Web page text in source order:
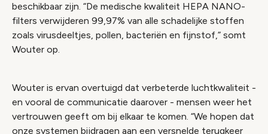
beschikbaar zijn. “De medische kwaliteit HEPA NANO-
filters verwijderen 99,97% van alle schadelijke stoffen
zoals virusdeeltjes, pollen, bacteriën en fijnstof,” somt
Wouter op.
Wouter is ervan overtuigd dat verbeterde luchtkwaliteit -
en vooral de communicatie daarover - mensen weer het
vertrouwen geeft om bij elkaar te komen. “We hopen dat
onze systemen bijdragen aan een versnelde terugkeer